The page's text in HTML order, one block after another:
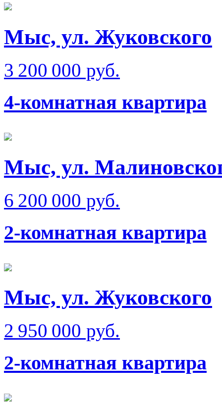
Мыс, ул. Жуковского
3 200 000 руб.
4-комнатная квартира
Мыс, ул.
6 200 000 руб.
2-комнатная квартира
Мыс, ул. Жуковского
2 950 000 руб.
2-комнатная квартира